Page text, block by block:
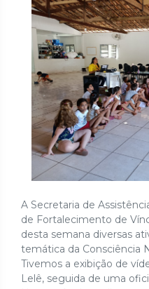
A Secretaria de
de Fortalecimento de
desta semana diversas
temática da Consciência
Tivemos a exibição de
Lelê, seguida de uma